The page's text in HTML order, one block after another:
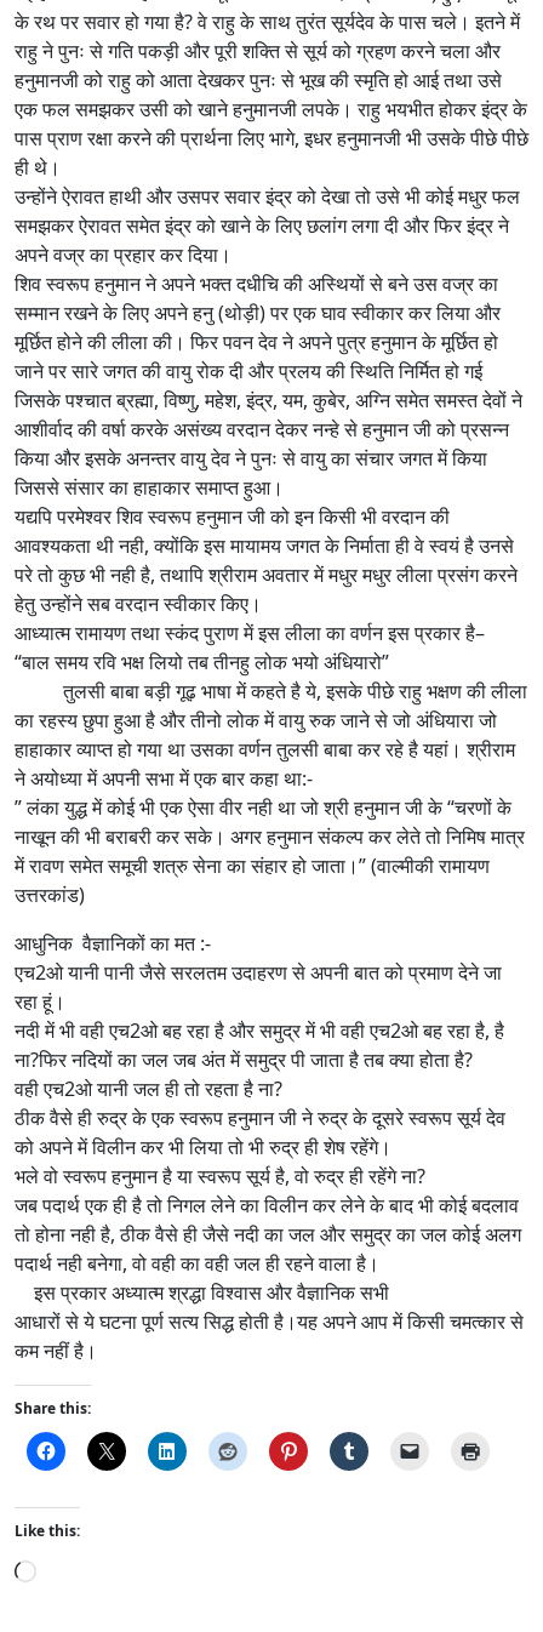
के रथ पर सवार हो गया है? वे राहु के साथ तुरंत सूर्यदेव के पास चले। इतने में
राहु ने पुनः से गति पकड़ी और पूरी शक्ति से सूर्य को ग्रहण करने चला और
हनुमानजी को राहु को आता देखकर पुनः से भूख की स्मृति हो आई तथा उसे
एक फल समझकर उसी को खाने हनुमानजी लपके। राहु भयभीत होकर इंद्र के
पास प्राण रक्षा करने की प्रार्थना लिए भागे, इधर हनुमानजी भी उसके पीछे पीछे
ही थे।
उन्होंने ऐरावत हाथी और उसपर सवार इंद्र को देखा तो उसे भी कोई मधुर फल
समझकर ऐरावत समेत इंद्र को खाने के लिए छलांग लगा दी और फिर इंद्र ने
अपने वज्र का प्रहार कर दिया।
शिव स्वरूप हनुमान ने अपने भक्त दधीचि की अस्थियों से बने उस वज्र का
सम्मान रखने के लिए अपने हनु (थोड़ी) पर एक घाव स्वीकार कर लिया और
मूर्छित होने की लीला की। फिर पवन देव ने अपने पुत्र हनुमान के मूर्छित हो
जाने पर सारे जगत की वायु रोक दी और प्रलय की स्थिति निर्मित हो गई
जिसके पश्चात ब्रह्मा, विष्णु, महेश, इंद्र, यम, कुबेर, अग्नि समेत समस्त देवों ने
आशीर्वाद की वर्षा करके असंख्य वरदान देकर नन्हे से हनुमान जी को प्रसन्न
किया और इसके अनन्तर वायु देव ने पुनः से वायु का संचार जगत में किया
जिससे संसार का हाहाकार समाप्त हुआ।
यद्यपि परमेश्वर शिव स्वरूप हनुमान जी को इन किसी भी वरदान की
आवश्यकता थी नही, क्योंकि इस मायामय जगत के निर्माता ही वे स्वयं है उनसे
परे तो कुछ भी नही है, तथापि श्रीराम अवतार में मधुर मधुर लीला प्रसंग करने
हेतु उन्होंने सब वरदान स्वीकार किए।
आध्यात्म रामायण तथा स्कंद पुराण में इस लीला का वर्णन इस प्रकार है–
“बाल समय रवि भक्ष लियो तब तीनहु लोक भयो अंधियारो”
तुलसी बाबा बड़ी गूढ़ भाषा में कहते है ये, इसके पीछे राहु भक्षण की लीला
का रहस्य छुपा हुआ है और तीनो लोक में वायु रुक जाने से जो अंधियारा जो
हाहाकार व्याप्त हो गया था उसका वर्णन तुलसी बाबा कर रहे है यहां। श्रीराम
ने अयोध्या में अपनी सभा में एक बार कहा था:-
” लंका युद्ध में कोई भी एक ऐसा वीर नही था जो श्री हनुमान जी के “चरणों के
नाखून की भी बराबरी कर सके। अगर हनुमान संकल्प कर लेते तो निमिष मात्र
में रावण समेत समूची शत्रु सेना का संहार हो जाता।” (वाल्मीकी रामायण
उत्तरकांड)
आधुनिक वैज्ञानिकों का मत :-
एच2ओ यानी पानी जैसे सरलतम उदाहरण से अपनी बात को प्रमाण देने जा
रहा हूं।
नदी में भी वही एच2ओ बह रहा है और समुद्र में भी वही एच2ओ बह रहा है, है
ना?फिर नदियों का जल जब अंत में समुद्र पी जाता है तब क्या होता है?
वही एच2ओ यानी जल ही तो रहता है ना?
ठीक वैसे ही रुद्र के एक स्वरूप हनुमान जी ने रुद्र के दूसरे स्वरूप सूर्य देव
को अपने में विलीन कर भी लिया तो भी रुद्र ही शेष रहेंगे।
भले वो स्वरूप हनुमान है या स्वरूप सूर्य है, वो रुद्र ही रहेंगे ना?
जब पदार्थ एक ही है तो निगल लेने का विलीन कर लेने के बाद भी कोई बदलाव
तो होना नही है, ठीक वैसे ही जैसे नदी का जल और समुद्र का जल कोई अलग
पदार्थ नही बनेगा, वो वही का वही जल ही रहने वाला है।
इस प्रकार अध्यात्म श्रद्धा विश्वास और वैज्ञानिक सभी
आधारों से ये घटना पूर्ण सत्य सिद्ध होती है।यह अपने आप में किसी चमत्कार से
कम नहीं है।
Share this:
Like this:
L